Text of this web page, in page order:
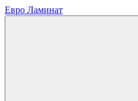
Евро Ламинат